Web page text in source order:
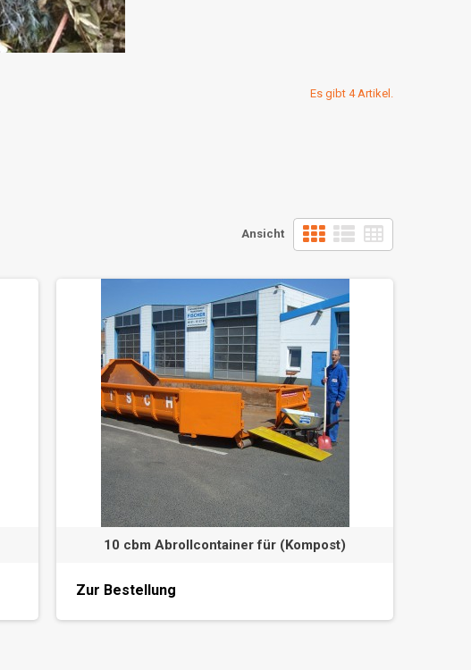
Es gibt 4 Artikel.
Ansicht
10 cbm Abrollcontainer für (Kompost)
Zur Bestellung